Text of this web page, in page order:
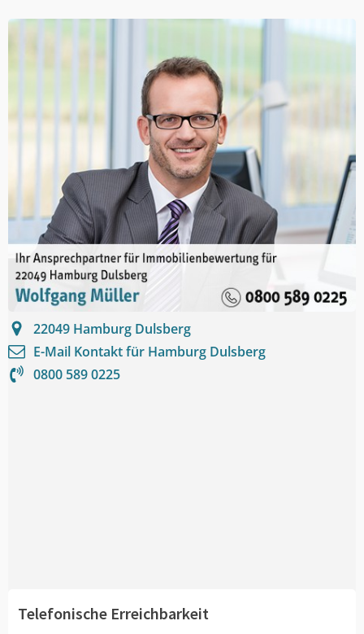
22049 Hamburg Dulsberg
E-Mail Kontakt für Hamburg Dulsberg
0800 589 0225
Telefonische Erreichbarkeit